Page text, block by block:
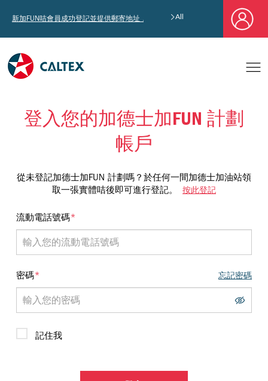
新加FUN咭會員成功登記並提供郵寄地址，即享獨家迎新汽油優惠券禮總值
All
登入您的加德士加FUN 計劃
帳戶
從未登記加德士加FUN 計劃嗎？於任何一間加德士加油站領
取一張實體咭後即可進行登記。
按此登記
流動電話號碼*
密碼* 忘記密碼
記住我